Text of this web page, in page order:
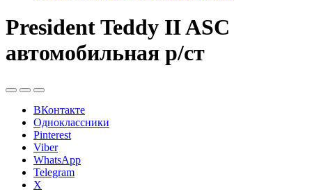
President Teddy II ASC
автомобильная р/ст
ВКонтакте
Одноклассники
Pinterest
Viber
WhatsApp
Telegram
X